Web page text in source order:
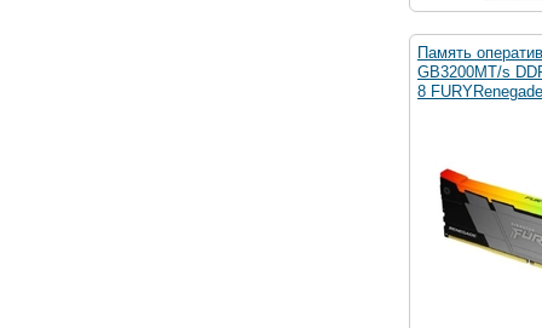
Память
GB3200MT/s
8